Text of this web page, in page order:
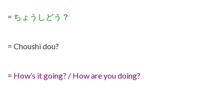
= ちょうしどう？
= Choushi dou?
= How’s it going? / How are you doing?